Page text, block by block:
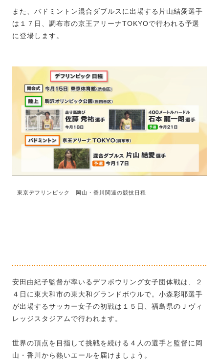
また、バドミントン混合ダブルスに出場する片山結愛選手
は１７日、調布市の京王アリーナTOKYOで行われる予選
に登場します。
東京デフリンピック 岡山・香川関連の競技日程
安田由紀子監督が率いるデフボウリング女子団体戦は、２
４日に東大和市の東大和グランドボウルで。小森彩耶選手
が出場するサッカー女子の初戦は１５日、福島県のＪヴィ
レッジスタジアムで行われます。
世界の頂点を目指して挑戦を続ける４人の選手と監督に岡
山・香川から熱いエールを届けましょう。